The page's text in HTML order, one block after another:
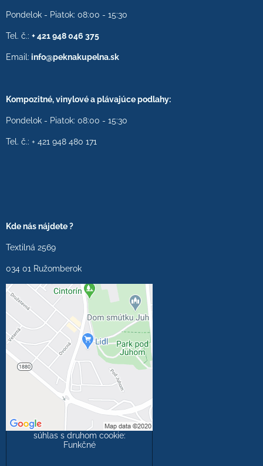
Pondelok - Piatok: 08:00 - 15:30
Tel. č.: + 421 948 046 375
Email: info@peknakupelna.sk
Kompozitné, vinylové a plávajúce podlahy:
Pondelok - Piatok: 08:00 - 15:30
Tel. č.: + 421 948 480 171
Kde nás nájdete ?
Textilná 2569
034 01 Ružomberok
Externý obsah je
blokovaný Voľbami
súkromia
Prajete si načítať externý
obsah?
Povoliť tentokrát
Povoliť a zapamätať -
súhlas s druhom cookie:
Funkčné